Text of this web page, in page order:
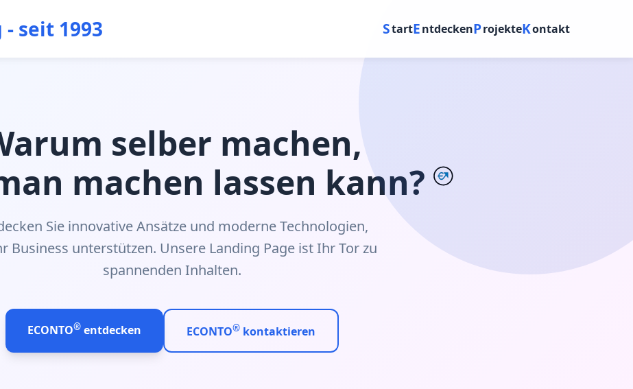
seit 1993 StartEntdeckenProjekteKontakt
selber machen,
machen lassen kann?
Sie innovative Ansätze und moderne Technologien,
Business unterstützen. Unsere Landing Page ist Ihr Tor zu
spannenden Inhalten.
ECONTO® entdecken ECONTO® kontaktieren